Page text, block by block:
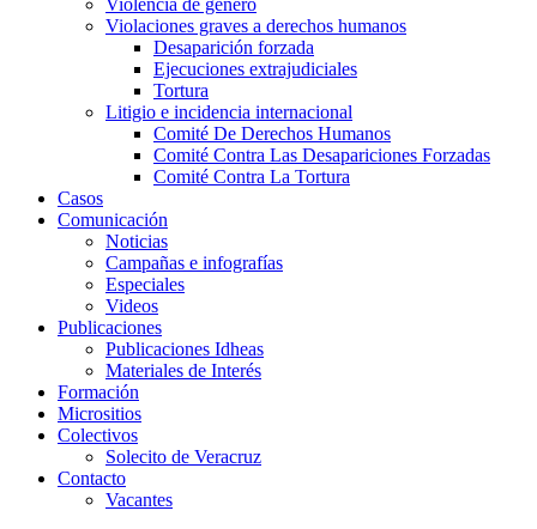
Violencia de género
Violaciones graves a derechos humanos
Desaparición forzada​
Ejecuciones extrajudiciales
Tortura
Litigio e incidencia internacional
Comité De Derechos Humanos​
Comité Contra Las Desapariciones Forzadas
Comité Contra La Tortura​
Casos
Comunicación
Noticias
Campañas e infografías
Especiales
Videos
Publicaciones
Publicaciones Idheas
Materiales de Interés
Formación
Micrositios
Colectivos
Solecito de Veracruz
Contacto
Vacantes